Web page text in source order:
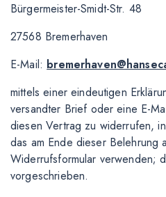
Bürgermeister-Smidt-Str. 48
27568 Bremerhaven
E-Mail:
mittels einer eindeutigen
versandter Brief oder eine E-
diesen Vertrag zu widerrufen,
das am Ende dieser Belehrung
Widerrufsformular verwenden;
vorgeschrieben.